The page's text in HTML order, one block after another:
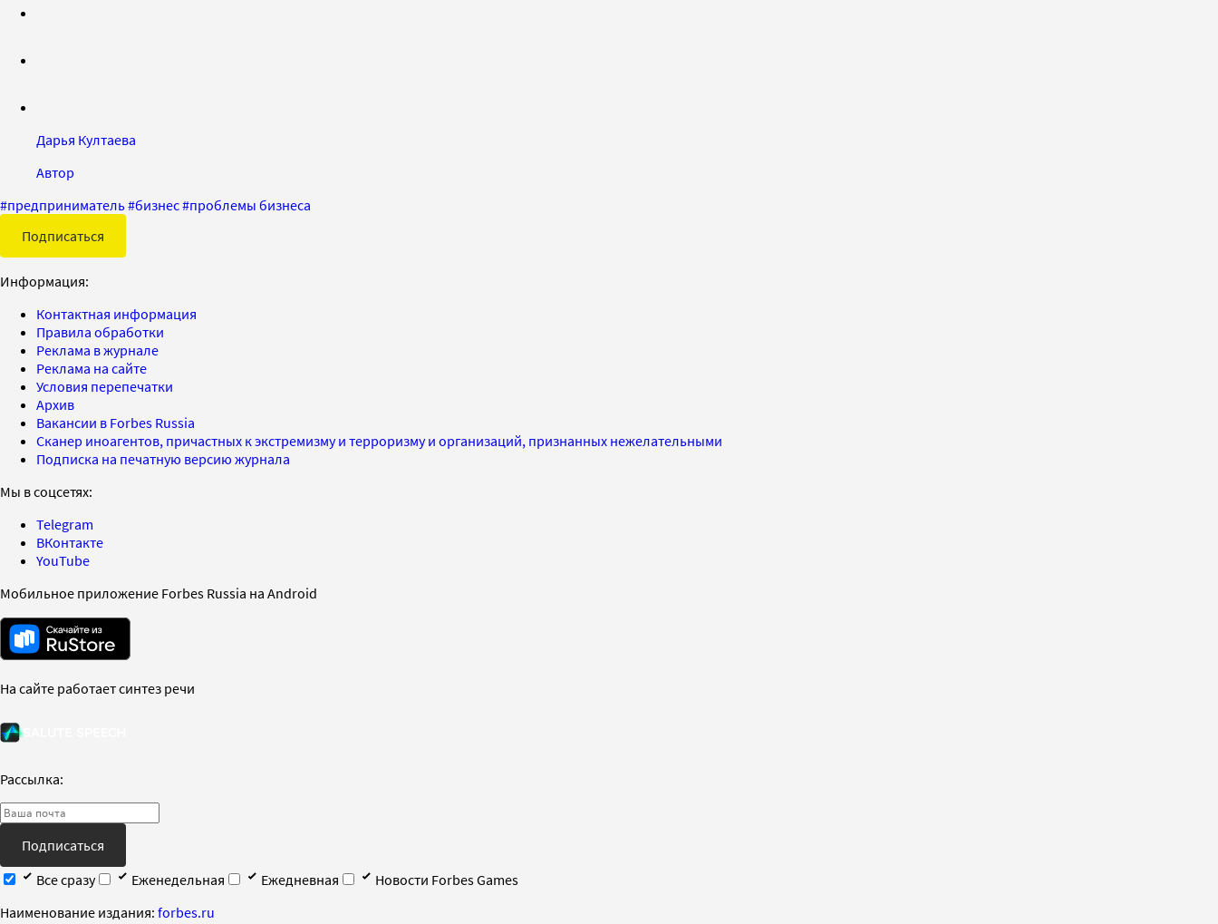
Дарья Култаева
Автор
#предприниматель#бизнес#проблемы бизнеса
Подписаться
Информация:
Контактная информация
Правила обработки
Реклама в журнале
Реклама на сайте
Условия перепечатки
Архив
Вакансии в Forbes Russia
Сканер иноагентов, причастных к экстремизму и терроризму и организаций, признанных нежелательными
Подписка на печатную версию журнала
Мы в соцсетях:
Telegram
ВКонтакте
YouTube
Мобильное приложение Forbes Russia на Android
На сайте работает синтез речи
Рассылка:
Подписаться
Все сразу
Еженедельная Ежедневная
Новости Forbes Games
Наименование издания: forbes.ru